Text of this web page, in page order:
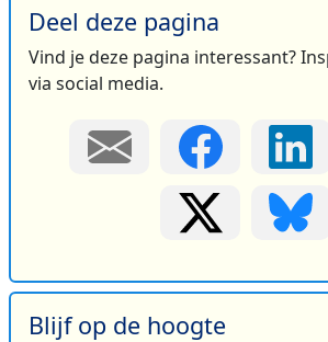
Deel deze pagina
Vind je deze pagina interessant?
via social media.
Blijf op de hoogte